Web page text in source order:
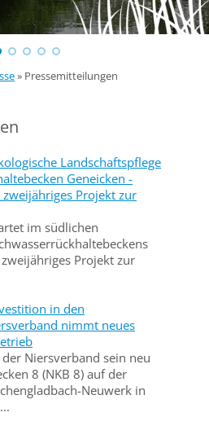
» Pressemitteilungen
Landschaftspflege
Geneicken -
Projekt zur
im südlichen
Projekt zur
in den
nimmt neues
Niersverband sein neu
8 (NKB 8) auf der
Neuwerk in